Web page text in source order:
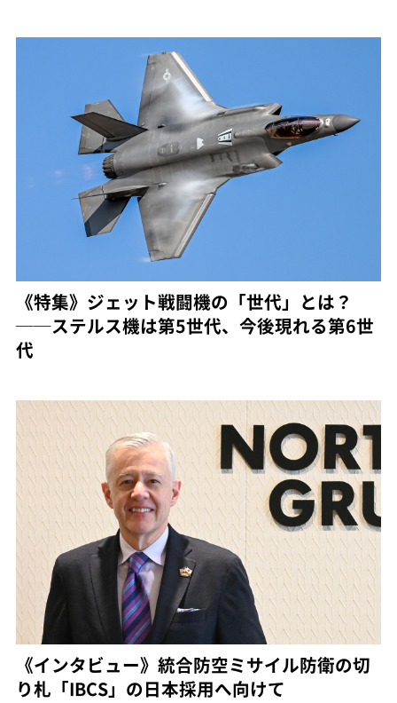
《特集》ジェット戦闘機の「世代」とは？
──ステルス機は第5世代、今後現れる第6世
代
《インタビュー》統合防空ミサイル防衛の切
り札「IBCS」の日本採用へ向けて